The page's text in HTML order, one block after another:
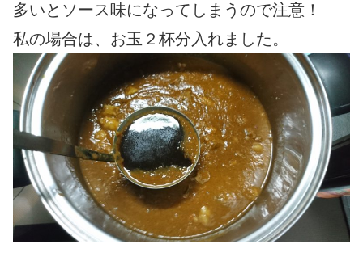
多いとソース味になってしまうので注意！
私の場合は、お玉２杯分入れました。